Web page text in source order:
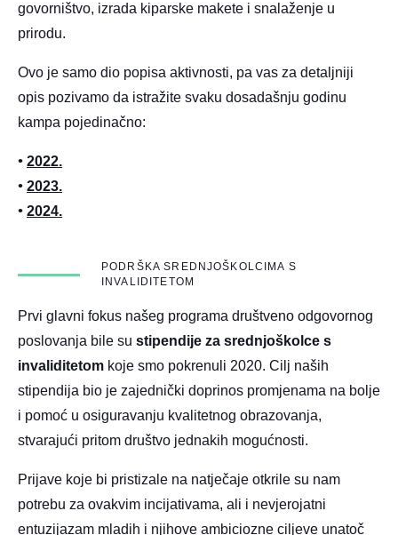
govorništvo, izrada kiparske makete i snalaženje u
prirodu.
Ovo je samo dio popisa aktivnosti, pa vas za detaljniji
opis pozivamo da istražite svaku dosadašnju godinu
kampa pojedinačno:
• 2022.
• 2023.
• 2024.
PODRŠKA SREDNJOŠKOLCIMA S
INVALIDITETOM
Prvi glavni fokus našeg programa društveno odgovornog
poslovanja bile su stipendije za srednjoškolce s
invaliditetom koje smo pokrenuli 2020. Cilj naših
stipendija bio je zajednički doprinos promjenama na bolje
i pomoć u osiguravanju kvalitetnog obrazovanja,
stvarajući pritom društvo jednakih mogućnosti.
Prijave koje bi pristizale na natječaje otkrile su nam
potrebu za ovakvim incijativama, ali i nevjerojatni
entuzijazam mladih i njihove ambiciozne ciljeve unatoč